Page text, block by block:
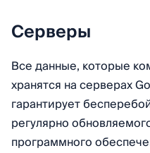
Серверы
Все данные, которые
хранятся на серверах
гарантирует
регулярно
программного